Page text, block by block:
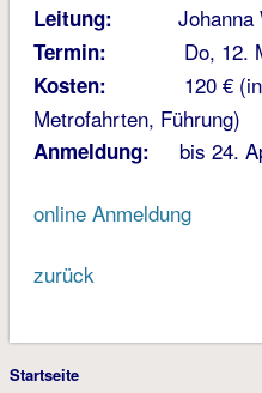
Leitung: Johanna
Termin: Do, 12. Mai
Kosten: 120 € (incl.
Metrofahrten, Führung)
Anmeldung: bis 24.
online Anmeldung
zurück
Startseite